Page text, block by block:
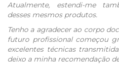
Atualmente, estendi-me
desses mesmos produtos.
Tenho a agradecer ao corpo
futuro profissional começou
excelentes técnicas
deixo a minha recomendação